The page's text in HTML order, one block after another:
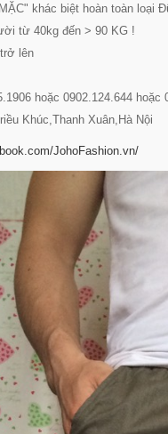
khác biệt hoàn toàn loại
từ 40kg đến > 90 KG !
lên
hoặc 0902.124.644 hoặc
Khúc,Thanh Xuân,Hà Nội
JohoFashion.vn/